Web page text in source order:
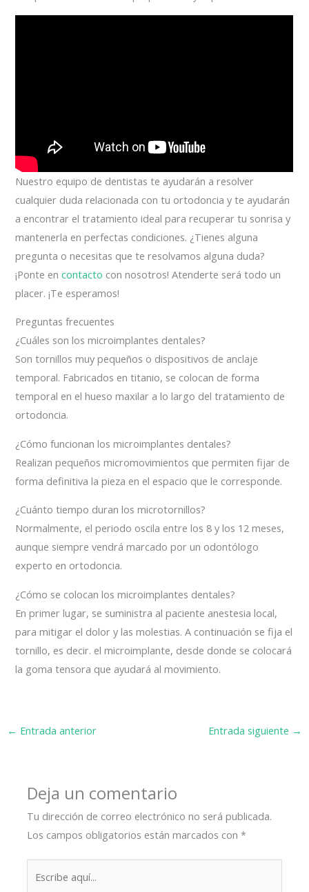
Nuestro equipo de dentistas te ayudarán a resolver
cualquier duda relacionada con tu ortodoncia y te ayudarán
a encontrar el tratamiento ideal para recuperar tu sonrisa y
mantenerla en perfectas condiciones. ¿Tienes alguna
pregunta o necesitas que te resolvamos alguna duda?
¡Ponte encontacto con nosotros! Atenderte será todo un
placer. ¡Te esperamos!
Preguntas frecuentes
¿Cuáles son los microimplantes dentales?
Son tornillos muy pequeños o dispositivos de anclaje
temporal. Fabricados en titanio, se colocan de forma
temporal en el hueso maxilar a lo largo del tratamiento de
ortodoncia.
¿Cómo funcionan los microimplantes dentales?
Realizan pequeños micromovimientos que permiten fijar de
forma definitiva la pieza en el espacio que le corresponde.
¿Cuánto tiempo duran los microtornillos?
Normalmente, el periodo oscila entre los 8 y los 12 meses,
aunque siempre vendrá marcado por un odontólogo
experto en ortodoncia.
¿Cómo se colocan los microimplantes dentales?
En primer lugar, se suministra al paciente anestesia local,
para mitigar el dolor y las molestias. A continuación se fija el
tornillo, es decir. el microimplante, desde donde se colocará
la goma tensora que ayudará al movimiento.
← Entrada anterior Entrada siguiente →
Deja un comentario
Tu dirección de correo electrónico no será publicada.
Los campos obligatorios están marcados con*